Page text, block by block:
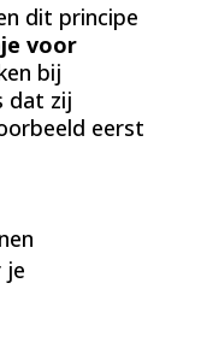
dit principe
voor
bij
dat zij
eerst
je